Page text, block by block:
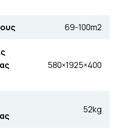
69-100m2
580×1925×400
52kg